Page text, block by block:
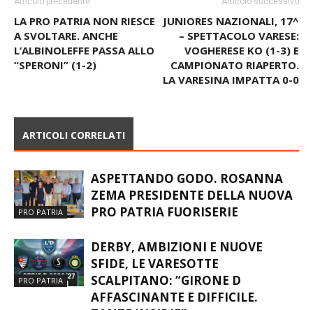
LA PRO PATRIA NON RIESCE
A SVOLTARE. ANCHE
L’ALBINOLEFFE PASSA ALLO
“SPERONI” (1-2)
JUNIORES NAZIONALI, 17^
– SPETTACOLO VARESE:
VOGHERESE KO (1-3) E
CAMPIONATO RIAPERTO.
LA VARESINA IMPATTA 0-0
PRO PATRIA
ZEMA PRESIDENTE DELLA NUOVA
PRO PATRIA FUORISERIE
PRO PATRIA
SFIDE, LE VARESOTTE
SCALPITANO: “GIRONE D
AFFASCINANTE E DIFFICILE.
TANTE INSIDIE”